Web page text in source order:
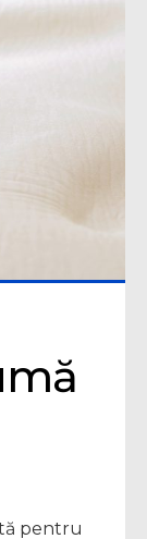
pentru